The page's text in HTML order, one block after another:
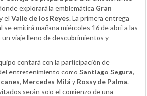
explorará la emblemática Gran
y el Valle de los Reyes. La primera entrega
se emitirá mañana miércoles 16 de abril a las
viaje lleno de descubrimientos y
contará con la participación de
entretenimiento como Santiago Segura,
, Mercedes Milá y Rossy de Palma.
serán solo el comienzo de una